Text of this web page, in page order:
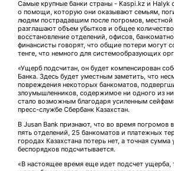
Самые крупные банки страны - Kaspi.kz и Halyk
о помощи, которую они оказывают семьям,
людям пострадавшим после погромов, местной
разглашают объем убытков и общее количество
восстановление отделений, офисов,
финансисты говорят, что общие потери могут
тенге, что немного для системообразующих
«Ущерб подсчитан, он будет компенсирован
Банка. Здесь будет уместным заметить, что
повреждения некоторых банкоматов,
злоумышленников, содержимое ни одного из
стало возможным благодаря усиленным
пресс-службе Сбербанк Казахстан.
В Jusan Bank признают, что во время погромов
пять отделений, 25 банкоматов и платежных
городах Казахстана потерь нет, а точная
беспорядков подсчитывается.
«В настоящее время еще идет подсчет ущерба,